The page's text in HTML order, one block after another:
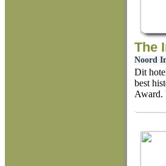
The
Noord
Dit
best
Award.